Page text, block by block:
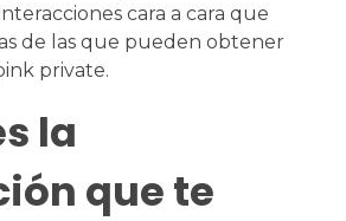
cara a cara que
de las que pueden obtener
private.
la
que te